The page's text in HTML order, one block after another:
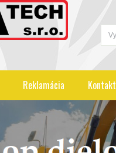
Reklamácia Kontakt